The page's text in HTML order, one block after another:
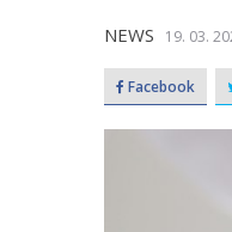
NEWS 19. 03.
Facebook